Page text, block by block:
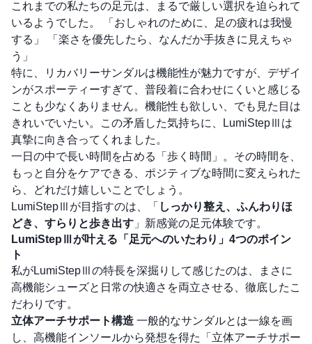
これまでの私たちの足元は、まるで厳しい選択を迫られて
いるようでした。 「おしゃれのために、足の疲れは我慢
する」 「楽さを優先したら、なんだか手抜きに見えちゃ
う」
特に、リカバリーサンダルは機能性が魅力ですが、デザイ
ンがスポーティーすぎて、普段着に合わせにくいと感じる
ことも少なくありません。機能性も欲しい、でも見た目は
きれいでいたい。この矛盾した気持ちに、LumiStepⅢは
真摯に向き合ってくれました。
一日の中で長い時間を占める「歩く時間」。その時間を、
もっと自分をケアできる、ポジティブな時間に変えられた
ら、どれだけ嬉しいことでしょう。
LumiStepⅢが目指すのは、「 しっかり整え、ふんわりほ
どき、すらりと歩き出す 」新感覚の足元体験です。
LumiStepⅢが叶える「足元へのいたわり」4つのポイン
ト
私がLumiStepⅢの特長を深掘りして感じたのは、まさに
高機能シューズと日常の快適さを両立させる、徹底したこ
だわりです。
立体アーチサポート構造 一般的なサンダルとは一線を画
し、高機能インソールから発想を得た「立体アーチサポー